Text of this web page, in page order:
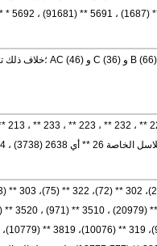
(91681) ، 5692 * * (91682) مسلسل